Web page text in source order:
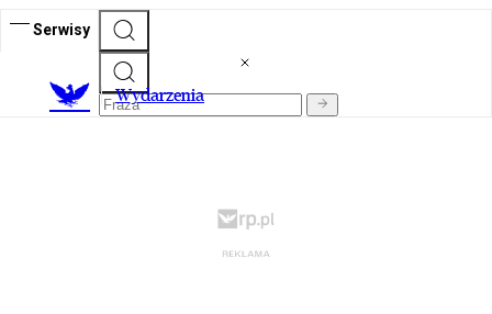
Serwisy
Wydarzenia